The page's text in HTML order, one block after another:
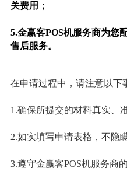
关费用；
5.金赢客POS机服务商为您
售后服务。
在申请过程中，请注意以下
1.确保所提交的材料真实、
2.如实填写申请表格，不隐
3.遵守金赢客POS机服务商